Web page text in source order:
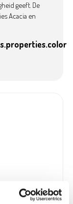
geeft. De
Acacia en